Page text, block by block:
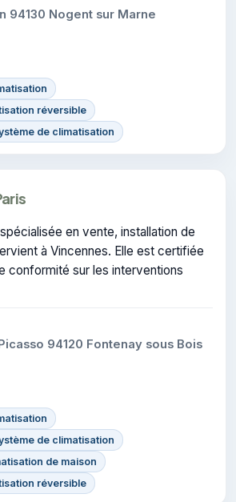
94130 Nogent sur Marne
réversible
de climatisation
en vente, installation de
à Vincennes. Elle est certifiée
conformité sur les interventions
94120 Fontenay sous Bois
de climatisation
de maison
réversible